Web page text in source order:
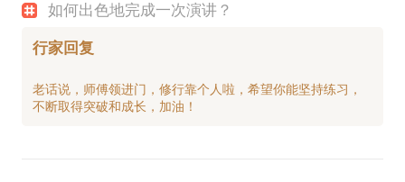
如何出色地完成一次演讲？
行家回复
老话说，师傅领进门，修行靠个人啦，希望你能坚持练习，